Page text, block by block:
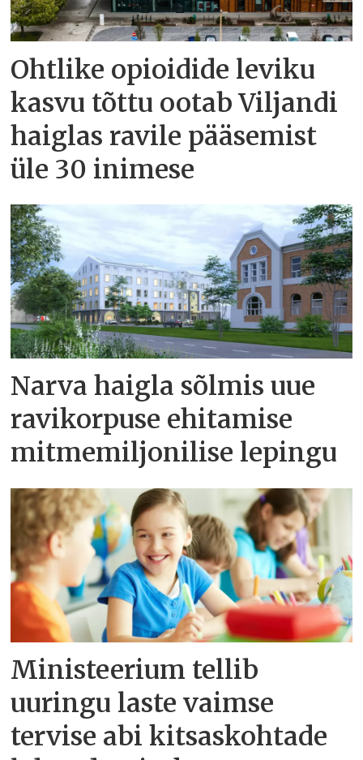
Ohtlike opioidide leviku
kasvu tõttu ootab Viljandi
haiglas ravile pääsemist
üle 30 inimese
Narva haigla sõlmis uue
ravikorpuse ehitamise
mitmemiljonilise lepingu
Ministeerium tellib
uuringu laste vaimse
tervise abi kitsaskohtade